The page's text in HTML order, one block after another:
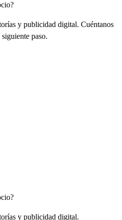
y publicidad digital. Cuéntanos
paso.
y publicidad digital.